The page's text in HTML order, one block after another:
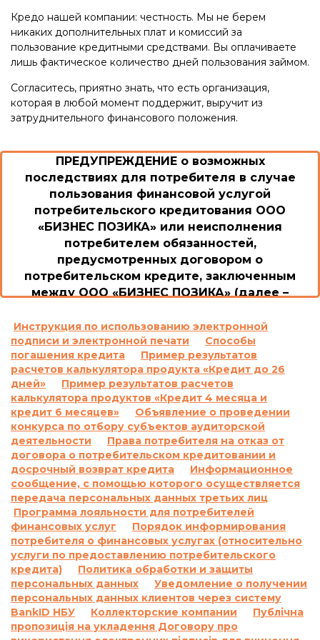
Кредо нашей компании: честность. Мы не берем
никаких дополнительных плат и комиссий за
пользование кредитными средствами. Вы оплачиваете
лишь фактическое количество дней пользования займом.
Согласитесь, приятно знать, что есть организация,
которая в любой момент поддержит, выручит из
затруднительного финансового положения.
ПРЕДУПРЕЖДЕНИЕ о возможных
последствиях для потребителя в случае
пользования финансовой услугой
потребительского кредитования ООО
«БИЗНЕС ПОЗИКА» или неисполнения
потребителем обязанностей,
предусмотренных договором о
потребительском кредите, заключенным
между ООО «БИЗНЕС ПОЗИКА» (далее –
1. Возможные последствия для потребителя в
случае пользования потребительским
кредитом или невыполнение им обязанностей
согласно договору о потребительском кредите,
включая просрочку выполнения обязательств
по уплате платежей, а также размер неустойки,
процентной ставки, других платежей,
применяемых или взимаемых в случае
невыполнения обязательства по договору о
потребительском кредите:
1.1.Ответственность за просрочку
выполнения и/или невыполнение условий
договора:
По договору о предоставлении кредита по
продукту «Кредит до 26 дней»:
Согласно п. 7.5. Договора о предоставлении
кредита:
«В случае просрочки выполнения Заемщиком
денежного обязательства по уплате процентов
за пользование Кредитом и/или Комиссии и/
Инструкция по использованию электронной
подписи и электронной печати
Способы
погашения кредита
Пример результатов
расчетов калькулятора продукта «Кредит до 26
дней»
Пример результатов расчетов
калькулятора продуктов «Кредит 4 месяца и
кредит 6 месяцев»
Объявление о проведении
конкурса по отбору субъектов аудиторской
деятельности
Права потребителя на отказ от
договора о потребительском кредитовании и
досрочный возврат кредита
Информационное
сообщение, с помощью которого осуществляется
передача персональных данных третьих лиц
Программа лояльности для потребителей
финансовых услуг
Порядок информирования
потребителя о финансовых услугах (относительно
услуги по предоставлению потребительского
кредита)
Политика обработки и защиты
персональных данных
Уведомление о получении
персональных данных клиентов через систему
BankID НБУ
Коллекторские компании
Публічна
пропозиція на укладення Договору про